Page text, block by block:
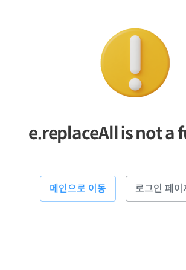
e.replaceAll is not a
메인으로 이동 로그인 페이